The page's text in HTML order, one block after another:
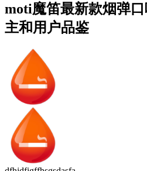
moti魔笛最新款烟弹
主和用户品鉴